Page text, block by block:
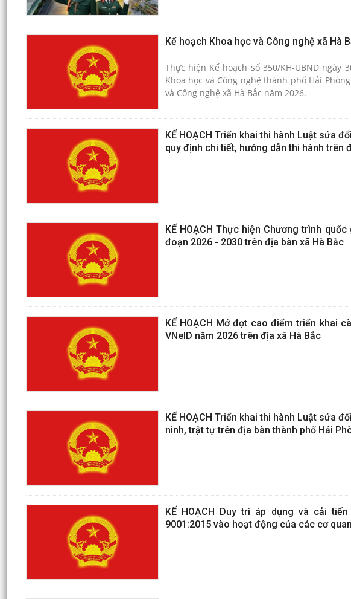
Kế hoạch Khoa học và Công nghệ xã Hà
Thực hiện Kế hoạch số 350/KH-UBND
Khoa học và Công nghệ thành phố Hải
và Công nghệ xã Hà Bắc năm 2026.
KẾ HOẠCH Triển khai thi hành Luật sửa
quy định chi tiết, hướng dẫn thi hành trên
KẾ HOẠCH Thực hiện Chương trình
đoạn 2026 - 2030 trên địa bàn xã Hà Bắc
KẾ HOẠCH Mở đợt cao điểm triển khai
VNeID năm 2026 trên địa xã Hà Bắc
KẾ HOẠCH Triển khai thi hành Luật sửa
ninh, trật tự trên địa bàn thành phố Hải
KẾ HOẠCH Duy trì áp dụng và cải
9001:2015 vào hoạt động của các cơ